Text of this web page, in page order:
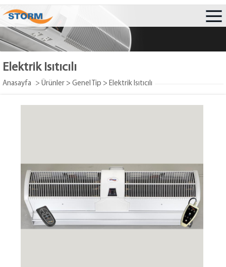
Elektrik Isıtıcılı
Anasayfa > Ürünler > Genel Tip > Elektrik Isıtıcılı